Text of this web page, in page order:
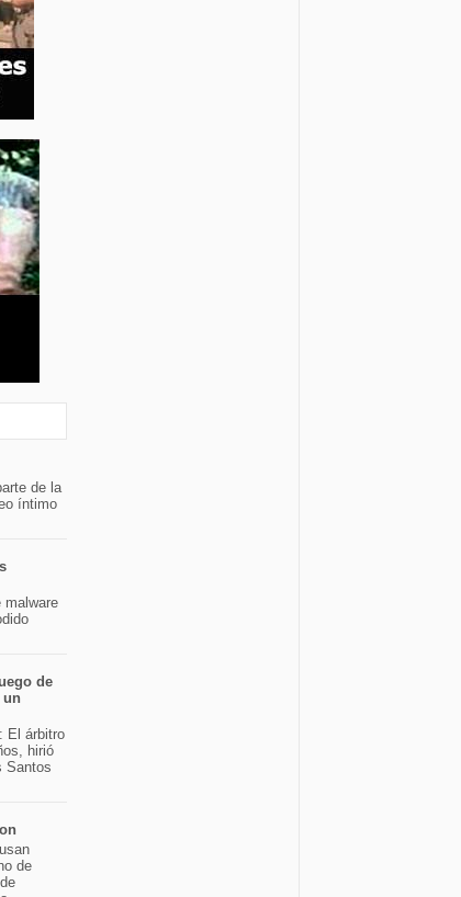
de la
íntimo
malware
de
un
El árbitro
hirió
Santos
de